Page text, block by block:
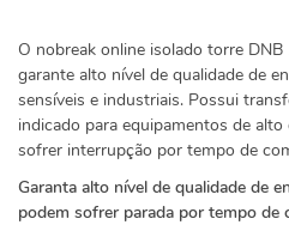
O nobreak online isolado torre
garante alto nível de qualidade de
sensíveis e industriais. Possui
indicado para equipamentos de
sofrer interrupção por tempo de
Garanta alto nível de qualidade de
podem sofrer parada por tempo de